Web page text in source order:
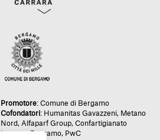
Promotore: Comune di Bergamo
Cofondatori: Humanitas Gavazzeni, Metano
Nord, Alfaparf Group, Confartigianato
Imprese Bergamo, PwC